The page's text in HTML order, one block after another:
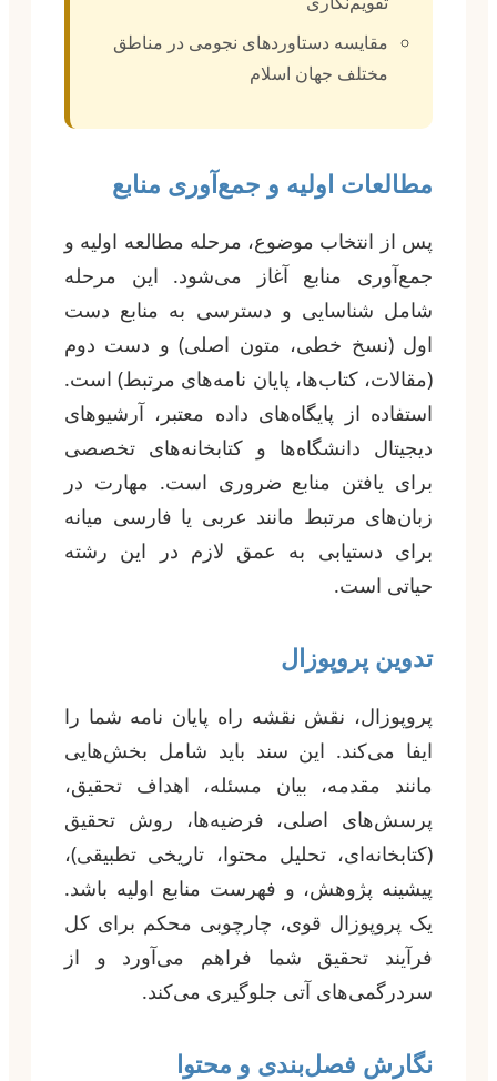
مقایسه دستاوردهای نجومی در مناطق
مختلف جهان اسلام
مطالعات اولیه و جمع‌آوری منابع
پس از انتخاب موضوع، مرحله مطالعه اولیه و
جمع‌آوری منابع آغاز می‌شود. این مرحله
شامل شناسایی و دسترسی به منابع دست
اول (نسخ خطی، متون اصلی) و دست دوم
(مقالات، کتاب‌ها، پایان نامه‌های مرتبط) است.
استفاده از پایگاه‌های داده معتبر، آرشیوهای
دیجیتال دانشگاه‌ها و کتابخانه‌های تخصصی
برای یافتن منابع ضروری است. مهارت در
زبان‌های مرتبط مانند عربی یا فارسی میانه
برای دستیابی به عمق لازم در این رشته
حیاتی است.
تدوین پروپوزال
پروپوزال، نقش نقشه راه پایان نامه شما را
ایفا می‌کند. این سند باید شامل بخش‌هایی
مانند مقدمه، بیان مسئله، اهداف تحقیق،
پرسش‌های اصلی، فرضیه‌ها، روش تحقیق
(کتابخانه‌ای، تحلیل محتوا، تاریخی تطبیقی)،
پیشینه پژوهش، و فهرست منابع اولیه باشد.
یک پروپوزال قوی، چارچوبی محکم برای کل
فرآیند تحقیق شما فراهم می‌آورد و از
سردرگمی‌های آتی جلوگیری می‌کند.
نگارش فصل‌بندی و محتوا